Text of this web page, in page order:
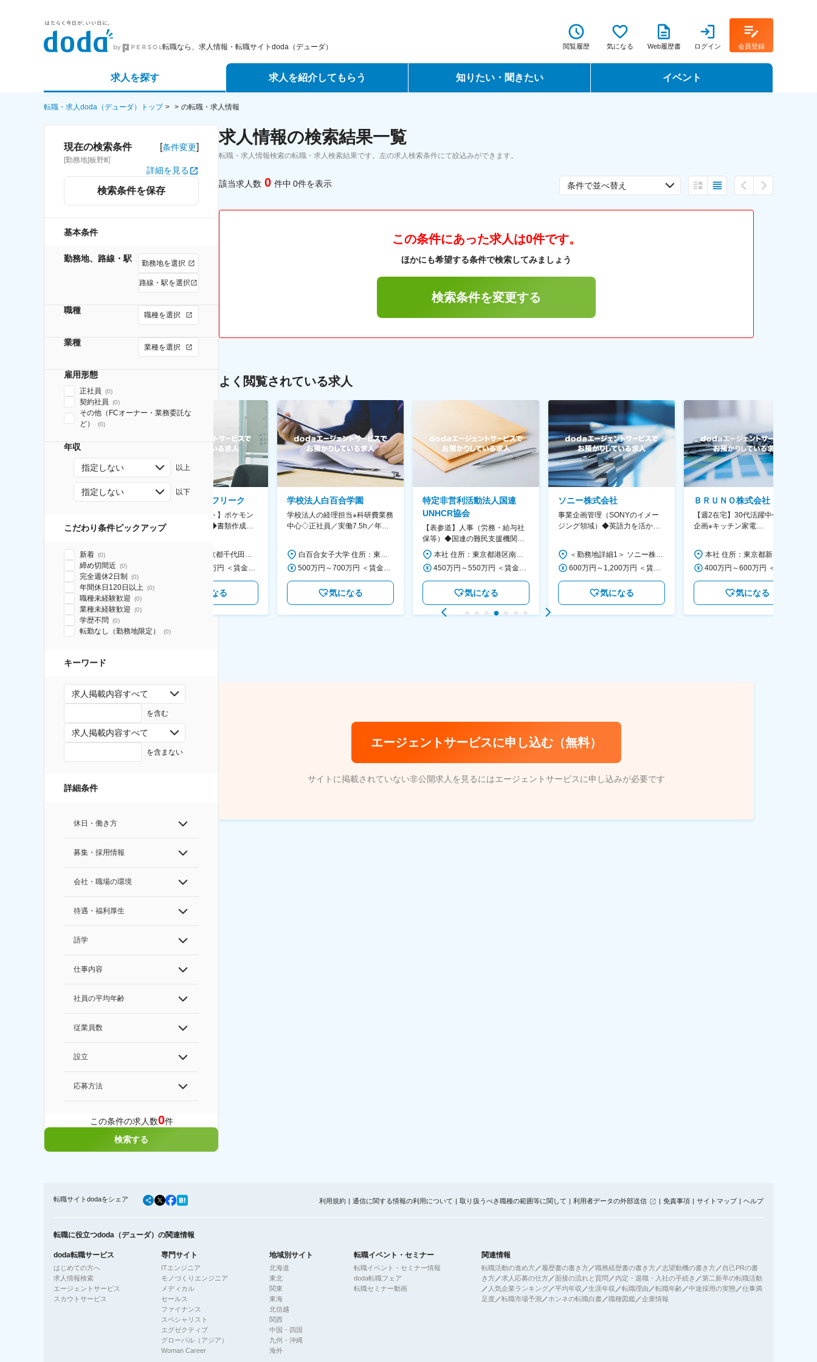
転職なら、求人情報・転職サイトdoda（デューダ） 閲覧履歴 気になる Web履歴書 ログイン 会員登録
求人を探す
詳細条件から探す
求人特集から探す
求人を紹介してもらう
エージェントサービス
スカウトサービス
知りたい・聞きたい イベント
転職・求人doda（デューダ）トップ の転職・求人情報
現在の検索条件 [条件変更]
[勤務地]板野町
詳細を見る
検索条件を保存
基本条件
勤務地、路線・駅 勤務地を選択
路線・駅を選択
職種 職種を選択
業種 業種を選択
雇用形態
正社員 (0)
契約社員 (0)
その他（FCオーナー・業務委託な
ど）
(0)
年収
指定しない 以上
指定しない 以下
こだわり条件ピックアップ
新着 (0)
締め切間近 (0)
完全週休2日制 (0)
年間休日120日以上 (0)
職種未経験歓迎 (0)
業種未経験歓迎 (0)
学歴不問 (0)
転勤なし（勤務地限定） (0)
キーワード
求人掲載内容すべて
を含む
求人掲載内容すべて
を含まない
詳細条件
休日・働き方
募集・採用情報
会社・職場の環境
待遇・福利厚生
語学
仕事内容
社員の平均年齢
従業員数
設立
応募方法
この条件の求人数0件
検索する
求人情報の検索結果一覧
転職・求人情報検索の転職・求人検索結果です。左の求人検索条件にて絞込みができます。
該当求人数 0 件中 0件を表示 条件で並べ替え
この条件にあった求人は0件です。
ほかにも希望する条件で検索してみましょう
検索条件を変更する
よく閲覧されている求人
務・事務担当～開発部材の発注
400万円～550万円 ＜賃金形態＞ 月給制 固定給＋業績給 ＜賃金内訳＞ 月額（基本給）：230,000円～280,000円 ＜月給＞ 230,000円～280,000円 ＜昇給有無＞ 有 ＜残業手当＞ 有 ＜給与補足＞ ※上記はあくまで最低保証額です。実際にはこれまでの経験やスキルを考慮の上、決定します。 年収には残業代は含めておりません。 ■昇給：年1回 ■賞与：年2回 賃金はあくまでも目安の金額であり、選考を通じて上下する可能性があります。 月給(月額)は固定手当を含めた表記です。
気になる
株式会社ゲームフリーク
【庶務アシスタント】ポケモン
シリーズ開発企業◆書類作成・
本社 住所：東京都千代田区神田錦町2-2-1 KANDASQUARE 受動喫煙対策：屋内全面禁煙 変更の範囲：会社の定める事業所
350万円～500万円 ＜賃金形態＞ 月給制 ＜賃金内訳＞ 月額（基本給）：215,000円～307,000円 固定残業手当/月：76,700円～110,000円（固定残業時間45時間0分/月） 超過した時間外労働の残業手当は追加支給 ＜月給＞ 291,700円～417,000円（一律手当を含む） ＜昇給有無＞ 有 ＜残業手当＞ 有 ＜給与補足＞ ※経験・能力を考慮の上、年齢に関わりなく当社規定により優遇します。 賃金はあくまでも目安の金額であり、選考を通じて上下する可能性があります。 月給(月額)は固定手当を含めた表記です。
気になる
学校法人白百合学園
学校法人の経理担当※科研費業務
中心◇正社員／実働7.5h／年休
大学
白百合女子大学 住所：東京都調布市緑ヶ丘1-25 勤務地最寄駅：京王線／仙川駅 受動喫煙対策：屋内全面禁煙 変更の範囲：会社の定める事業所
500万円～700万円 ＜賃金形態＞ 月給制 ＜賃金内訳＞ 月額（基本給）：280,000円～430,000円 ＜月給＞ 280,000円～430,000円 ＜昇給有無＞ 有 ＜残業手当＞ 有 ＜給与補足＞ ※年齢・過去の経験に基づき、本学規定に合わせ決定 【残業手当】有 /残業時間に応じて全額支給（※想定年収に含む） 【各種手当】扶養手当/住宅手当/通勤手当 等 【賞与】年2回（6月、12月） 【昇給】年1回（4月） 賃金はあくまでも目安の金額であり、選考を通じて上下する可能性があります。 月給(月額)は固定手当を含めた表記です。
気になる
特定非営利活動法人国連
UNHCR協会
【表参道】人事（労務・給与社
保等）◆国連の難民支援機関の
活動を支える日本公式支援窓口
◆正職員登用前提
本社 住所：東京都港区南青山6-10-11 ウェスレーセンター3F 勤務地最寄駅：地下鉄各線／表参道駅 受動喫煙対策：屋内全面禁煙 変更の範囲：会社の定める事業所（リモートワーク含む）
450万円～550万円 ＜賃金形態＞ 月給制 ＜賃金内訳＞ 月額（基本給）：340,000円～420,000円 ＜月給＞ 340,000円～420,000円 ＜昇給有無＞ 有 ＜残業手当＞ 有 ＜給与補足＞ ※能力・経験によって決定します。 ■賞与あり（業績評価に応じて支給） 賃金はあくまでも目安の金額であり、選考を通じて上下する可能性があります。 月給(月額)は固定手当を含めた表記です。
気になる
ソニー株式会社
事業企画管理（SONYのイメー
ジング領域）◆英語力を活か
＜勤務地詳細1＞ ソニー株式会社 住所：神奈川県横浜市西区みなとみらい5-1-1 受動喫煙対策：屋内全面禁煙 ＜勤務地詳細2＞ ソニーシティ大崎 住所：東京都品川区大崎2-10-1 勤務地最寄駅：JR線／大崎駅 受動喫煙対策：屋内全面禁煙 変更の範囲：会社の定める事業所（リモートワーク含む）
600万円～1,200万円 ＜賃金形態＞ 月給制 ＜賃金内訳＞ 月額（基本給）：350,000円～500,000円 ＜月給＞ 350,000円～500,000円 ＜昇給有無＞ 有 ＜残業手当＞ 有 ＜給与補足＞ ※年収は経験や能力を考慮の上、当社規定により決定します。 賃金はあくまでも目安の金額であり、選考を通じて上下する可能性があります。 月給(月額)は固定手当を含めた表記です。
気になる
ＢＲＵＮＯ株式会社
【週2在宅】30代活躍中◆商品
企画※キッチン家電
画～調達／働き方◎
気になる
エージェントサービスに申し込む（無料）
サイトに掲載されていない非公開求人を見るにはエージェントサービスに申し込みが必要です
転職サイトdodaをシェア 利用規約 通信に関する情報の利用について 取り扱うべき職種の範囲等に関して 利用者データの外部送信 免責事項 サイトマップ ヘルプ
転職に役立つdoda（デューダ）の関連情報
doda転職サービス
はじめての方へ
求人情報検索
エージェントサービス
スカウトサービス
専門サイト
ITエンジニア
モノづくりエンジニア
メディカル
セールス
ファイナンス
スペシャリスト
エグゼクティブ
グローバル（アジア）
Woman Career
地域別サイト
北海道
東北
関東
東海
北信越
関西
中国・四国
九州・沖縄
海外
転職イベント・セミナー
転職イベント・セミナー情報
doda転職フェア
転職セミナー動画
関連情報
転職活動の進め方 ／ 履歴書の書き方 ／職務経歴書の書き方 ／志望動機の書き方 ／ 自己PRの書
き方 ／求人応募の仕方 ／面接の流れと質問 ／ 内定・退職・入社の手続き ／第二新卒の転職活動
／ 人気企業ランキング ／平均年収 ／生涯年収 ／転職理由 ／転職年齢 ／中途採用の実態 ／仕事満
足度 ／転職市場予測 ／ ホンネの転職白書 ／職種図鑑 ／企業情報